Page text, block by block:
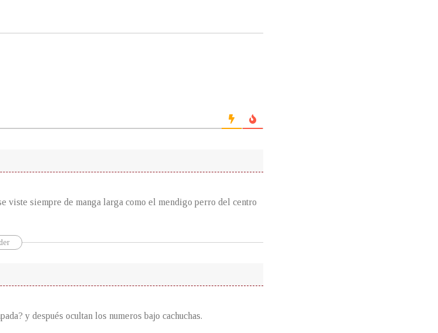
viste siempre de manga larga como el mendigo perro del centro
y después ocultan los numeros bajo cachuchas.